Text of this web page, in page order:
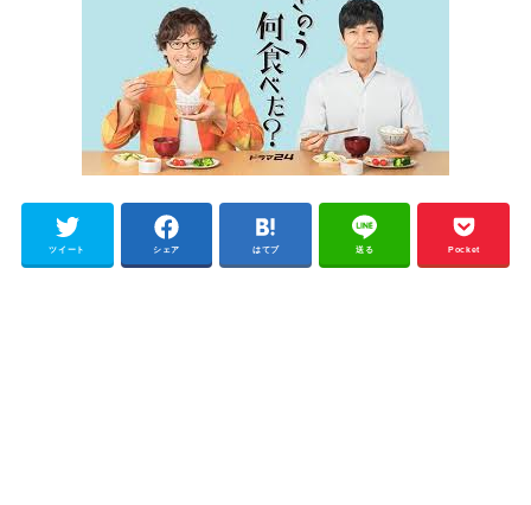
ツイート シェア はてブ 送る Pocket